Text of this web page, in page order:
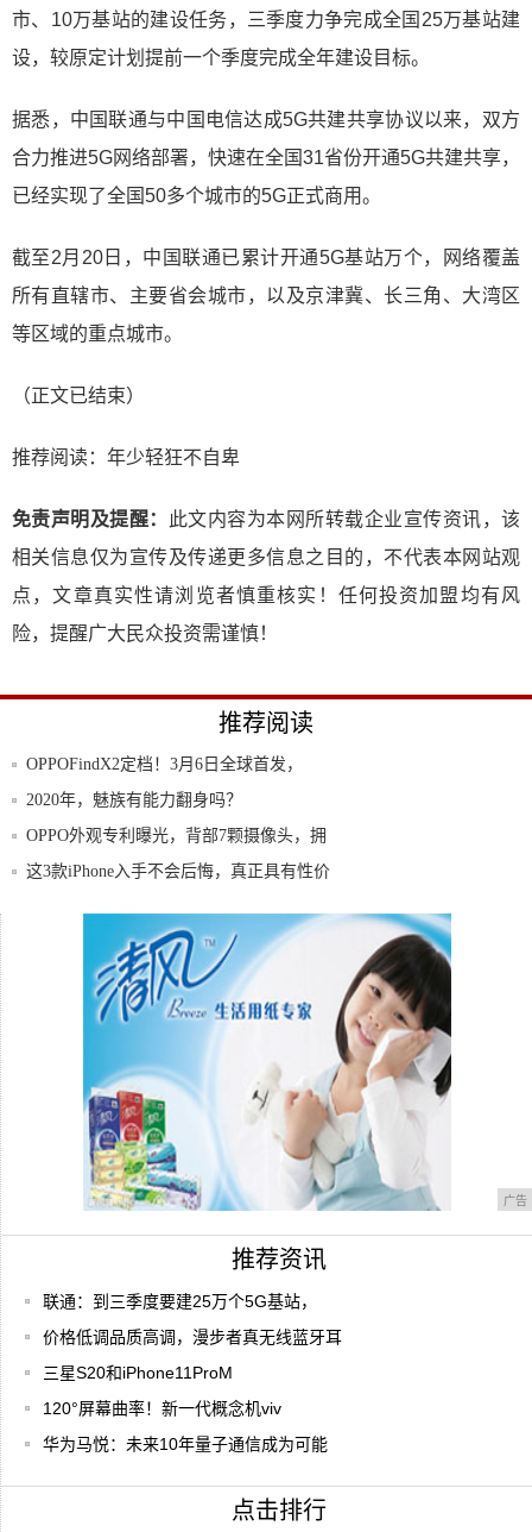
市、10万基站的建设任务，三季度力争完成全国25万基站建
设，较原定计划提前一个季度完成全年建设目标。
据悉，中国联通与中国电信达成5G共建共享协议以来，双方
合力推进5G网络部署，快速在全国31省份开通5G共建共享，
已经实现了全国50多个城市的5G正式商用。
截至2月20日，中国联通已累计开通5G基站万个，网络覆盖
所有直辖市、主要省会城市，以及京津冀、长三角、大湾区
等区域的重点城市。
（正文已结束）
推荐阅读： 年少轻狂不自卑
免责声明及提醒：
此文内容为本网所转载企业宣传资讯，该
相关信息仅为宣传及传递更多信息之目的，不代表本网站观
点，文章真实性请浏览者慎重核实！任何投资加盟均有风
险，提醒广大民众投资需谨慎！
推荐阅读
OPPOFindX2定档！3月6日全球首发，
2020年，魅族有能力翻身吗？
OPPO外观专利曝光，背部7颗摄像头，拥
有先
这3款iPhone入手不会后悔，真正具有性价
手机淘宝将上线“特卖区” 低线市场争夺战
广告
推荐资讯
联通：到三季度要建25万个5G基站，
价格低调品质高调，漫步者真无线蓝牙耳
三星S20和iPhone11ProM
120°屏幕曲率！新一代概念机viv
华为马悦：未来10年量子通信成为可能
点击排行